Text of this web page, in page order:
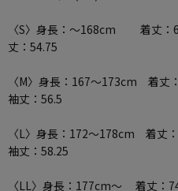
〈S〉身長：～168cm 着丈
丈：54.75
〈M〉身長：167～173cm 着
袖丈：56.5
〈L〉身長：172～178cm 着
袖丈：58.25
〈LL〉身長：177cm～ 着丈